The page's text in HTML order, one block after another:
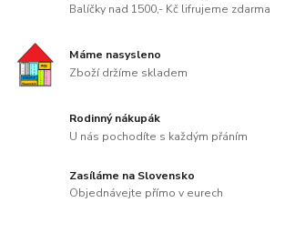
Balíčky nad 1500,- Kč lifrujeme zdarma
Máme nasysleno
Zboží držíme skladem
Rodinný nákupák
U nás pochodíte s každým přáním
Zasíláme na Slovensko
Objednávejte přímo v eurech